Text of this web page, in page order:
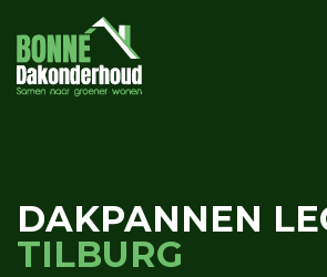
DAKPANNEN
TILBURG